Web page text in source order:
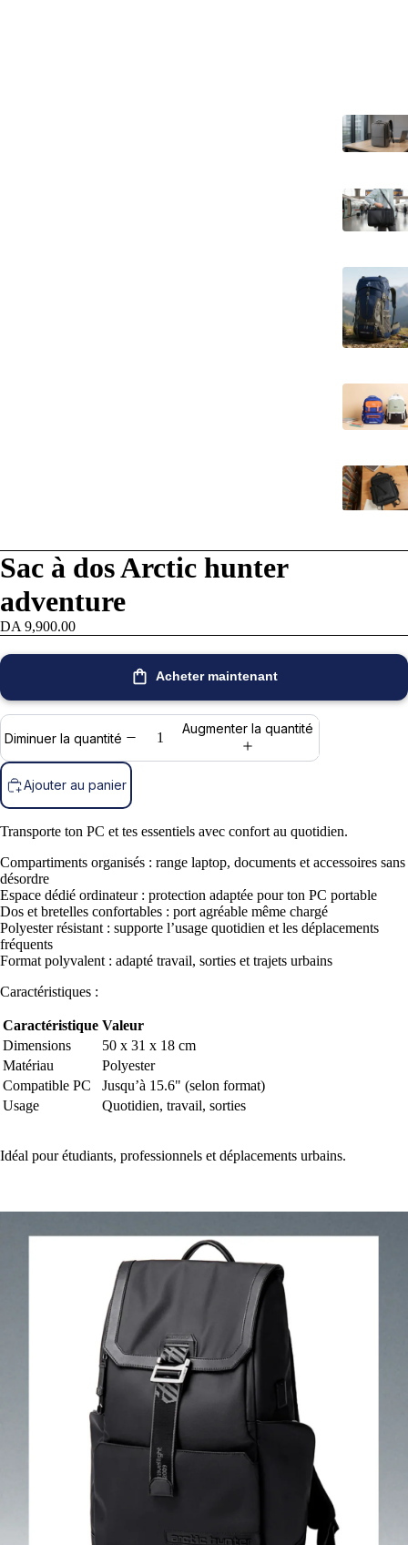
Sac à dos Arctic hunter
adventure
DA 9,900.00
Acheter maintenant
Diminuer la quantité
Augmenter la quantité
Ajouter au panier
Transporte ton PC et tes essentiels avec confort au quotidien.
Compartiments organisés : range laptop, documents et accessoires sans
désordre
Espace dédié ordinateur : protection adaptée pour ton PC portable
Dos et bretelles confortables : port agréable même chargé
Polyester résistant : supporte l’usage quotidien et les déplacements
fréquents
Format polyvalent : adapté travail, sorties et trajets urbains
Caractéristiques :
Caractéristique Valeur
Dimensions
50 x 31 x 18 cm
Matériau
Polyester
Compatible PC
Jusqu’à 15.6" (selon format)
Usage
Quotidien, travail, sorties
Idéal pour étudiants, professionnels et déplacements urbains.